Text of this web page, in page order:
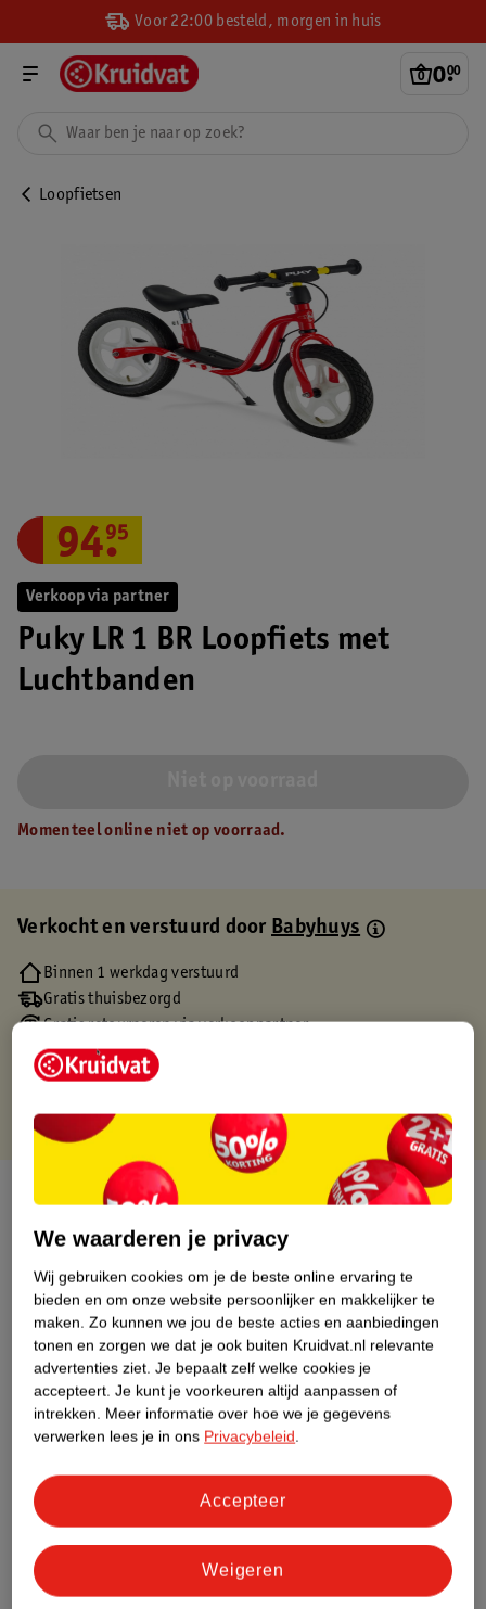
Voor 22:00 besteld, morgen in huis
0.
00
Loopfietsen
Verkoop via partner
Puky LR 1 BR Loopfiets met
Luchtbanden
94.
95
Momenteel online niet op voorraad.
Verkocht en verstuurd doorBabyhuys
Binnen 1 werkdag verstuurd
Gratis thuisbezorgd
Gratis retourneren via verkooppartner.
Gratis punten met je Kruidvat kaart
Over dit product
Productinformatie
Nature Impact Score
Dit product heeft (nog) geen Nature
Impact Score.
Meer informatie
Bestel & Bezorginformatie
Bekijk ook
We waarderen je privacy
Wij gebruiken cookies om je de beste online ervaring te
bieden en om onze website persoonlijker en makkelijker te
maken. Zo kunnen we jou de beste acties en aanbiedingen
tonen en zorgen we dat je ook buiten Kruidvat.nl relevante
advertenties ziet. Je bepaalt zelf welke cookies je
accepteert. Je kunt je voorkeuren altijd aanpassen of
intrekken. Meer informatie over hoe we je gegevens
verwerken lees je in ons Privacybeleid.
Weigeren
Accepteer